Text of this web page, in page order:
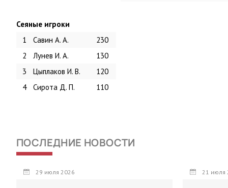
Сеяные игроки
1
Савин А. А.
230
2
Лунев И. А.
130
3
Цыплаков И. В.
120
4
Сирота Д. П. 110
ПОСЛЕДНИЕ НОВОСТИ
29 июля 2026 21 июля